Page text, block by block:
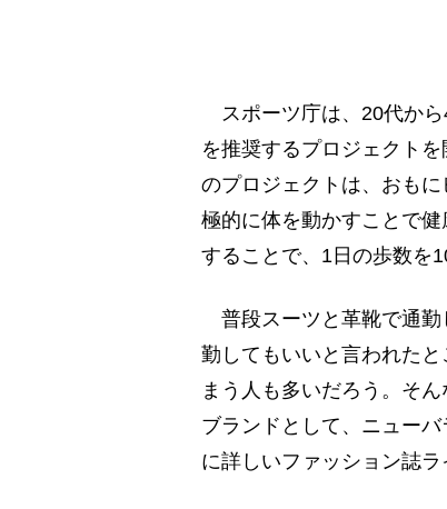
スポーツ庁は、20代から
を推奨するプロジェクト
のプロジェクトは、おも
極的に体を動かすことで
することで、1日の歩数を
普段スーツと革靴で通勤
勤してもいいと言われた
まう人も多いだろう。そ
ブランドとして、ニュー
に詳しいファッション誌ラ